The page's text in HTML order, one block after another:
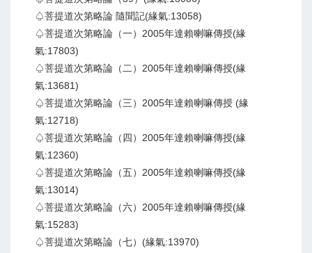
♤菩提道次第略論 隨聞記(緣氣:13058)
♤菩提道次第略論（一）2005年達賴喇嘛傳授(緣
氣:17803)
♤菩提道次第略論（二）2005年達賴喇嘛傳授(緣
氣:13681)
♤菩提道次第略論（三）2005年達賴喇嘛傳授 (緣
氣:12718)
♤菩提道次第略論（四）2005年達賴喇嘛傳授(緣
氣:12360)
♤菩提道次第略論（五）2005年達賴喇嘛傳授(緣
氣:13014)
♤菩提道次第略論（六）2005年達賴喇嘛傳授(緣
氣:15283)
♤菩提道次第略論（七）(緣氣:13970)